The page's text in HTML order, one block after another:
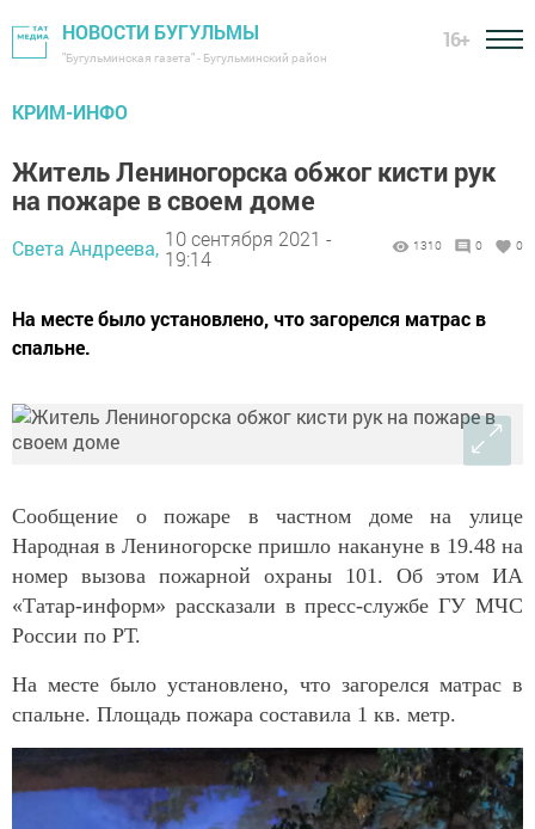
НОВОСТИ БУГУЛЬМЫ
"Бугульминская газета" - Бугульминский район
16+
КРИМ-ИНФО
Житель Лениногорска обжог кисти рук
на пожаре в своем доме
Света Андреева, 10 сентября 2021 -
19:14
1310 0 0
На месте было установлено, что загорелся матрас в
спальне.
Сообщение о пожаре в частном доме на улице
Народная в Лениногорске пришло накануне в 19.48 на
номер вызова пожарной охраны 101. Об этом ИА
«Татар-информ» рассказали в пресс-службе ГУ МЧС
России по РТ.
На месте было установлено, что загорелся матрас в
спальне. Площадь пожара составила 1 кв. метр.